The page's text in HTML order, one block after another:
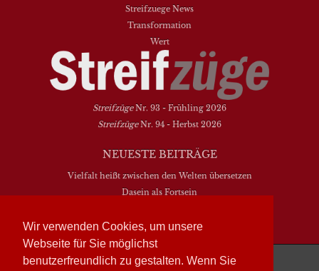
Wir verwenden Cookies, um unsere
Webseite für Sie möglichst
benutzerfreundlich zu gestalten. Wenn Sie
Streifzuege News
Transformation
Wert
StreifzügeNr. 93 - Frühling 2026
StreifzügeNr. 94 - Herbst 2026
NEUESTE BEITRÄGE
Vielfalt heißt zwischen den Welten übersetzen
Dasein als Fortsein
Hymne. Kanon. Ohrwurm
Streifzüge läuft mit WordPress